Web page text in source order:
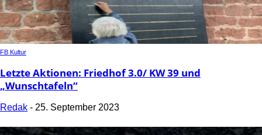
FB Kultur
Letzte Aktionen: Friedhof 3.0/ KW 39 und
„Wunschtafeln“
Redak - 25. September 2023